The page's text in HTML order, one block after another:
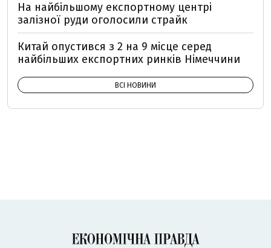
На найбільшому експортному центрі
залізної руди оголосили страйк
Китай опустився з 2 на 9 місце серед
найбільших експортних ринків Німеччини
ВСІ НОВИНИ